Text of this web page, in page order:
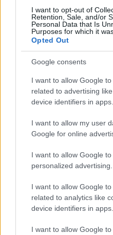
I want to opt-out of
Retention, Sale, and/or
Personal Data that Is
Purposes for which it
Opted Out
Google consents
I want to allow Google
related to advertising
device identifiers in apps.
I want to allow my user
Google for online
I want to allow Google
personalized advertising.
I want to allow Google
related to analytics like
device identifiers in apps.
I want to allow Google
इसमें भरपूर फाइबर होता है।
मिल सकती है। इसमें घुलनशील
फाइबर होते हैं, जो रेगुलर पॉटी के
इनसॉल्युबल फाइबर आपके स्टूल
बचने में मदद मिलती है।
बैक्टीरिया को खिलाता है,
पेट के लिए ज़रूरी है।
स्टडीज़ से पता चलता है कि लाल
ठीक कर सकता है। यह बेहतर
एक बढ़िया ऑप्शन बनाता है।
जोड़ता है और आपके पेट की हेल्थ
जो लोग वज़न कम करने की
कैलोरी वाला खाना चुनना ज़रूरी
ऑप्शन है। इसमें कैलोरी कम होती